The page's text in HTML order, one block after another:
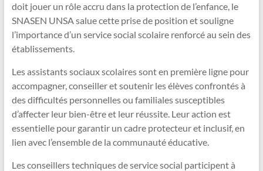
doit jouer un rôle accru dans la protection de l’enfance, le
SNASEN UNSA salue cette prise de position et souligne
l’importance d’un service social scolaire renforcé au sein des
établissements.
Les assistants sociaux scolaires sont en première ligne pour
accompagner, conseiller et soutenir les élèves confrontés à
des difficultés personnelles ou familiales susceptibles
d’affecter leur bien-être et leur réussite. Leur action est
essentielle pour garantir un cadre protecteur et inclusif, en
lien avec l’ensemble de la communauté éducative.
Les conseillers techniques de service social participent à